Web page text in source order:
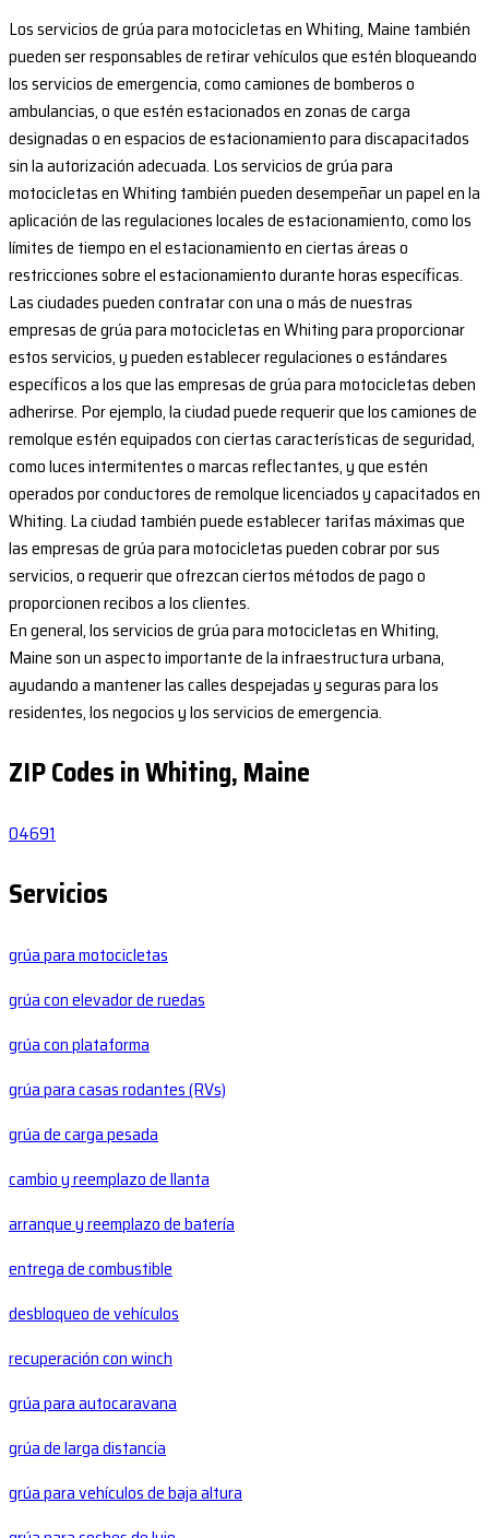
Los servicios de grúa para motocicletas en Whiting, Maine también
pueden ser responsables de retirar vehículos que estén bloqueando
los servicios de emergencia, como camiones de bomberos o
ambulancias, o que estén estacionados en zonas de carga
designadas o en espacios de estacionamiento para discapacitados
sin la autorización adecuada. Los servicios de grúa para
motocicletas en Whiting también pueden desempeñar un papel en la
aplicación de las regulaciones locales de estacionamiento, como los
límites de tiempo en el estacionamiento en ciertas áreas o
restricciones sobre el estacionamiento durante horas específicas.
Las ciudades pueden contratar con una o más de nuestras
empresas de grúa para motocicletas en Whiting para proporcionar
estos servicios, y pueden establecer regulaciones o estándares
específicos a los que las empresas de grúa para motocicletas deben
adherirse. Por ejemplo, la ciudad puede requerir que los camiones de
remolque estén equipados con ciertas características de seguridad,
como luces intermitentes o marcas reflectantes, y que estén
operados por conductores de remolque licenciados y capacitados en
Whiting. La ciudad también puede establecer tarifas máximas que
las empresas de grúa para motocicletas pueden cobrar por sus
servicios, o requerir que ofrezcan ciertos métodos de pago o
proporcionen recibos a los clientes.
En general, los servicios de grúa para motocicletas en Whiting,
Maine son un aspecto importante de la infraestructura urbana,
ayudando a mantener las calles despejadas y seguras para los
residentes, los negocios y los servicios de emergencia.
ZIP Codes in Whiting, Maine
04691
Servicios
grúa para motocicletas
grúa con elevador de ruedas
grúa con plataforma
grúa para casas rodantes (RVs)
grúa de carga pesada
cambio y reemplazo de llanta
arranque y reemplazo de batería
entrega de combustible
desbloqueo de vehículos
recuperación con winch
grúa para autocaravana
grúa de larga distancia
grúa para vehículos de baja altura